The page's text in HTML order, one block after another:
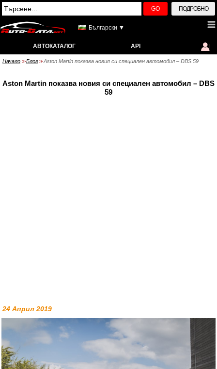
GO ПОДРОБНО
Български ▼
АВТОКАТАЛОГ API
Начало >> Блог >> Aston Martin показва новия си специален автомобил – DBS 59
Aston Martin показва новия си специален автомобил – DBS
59
24 Април 2019